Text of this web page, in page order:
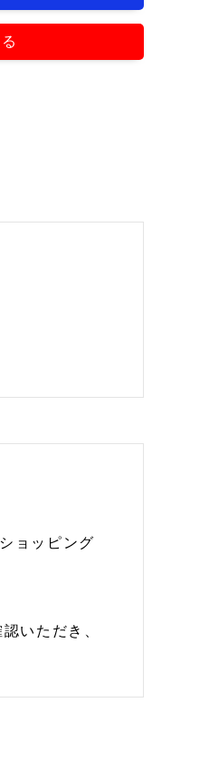
ョッピング
いただき、